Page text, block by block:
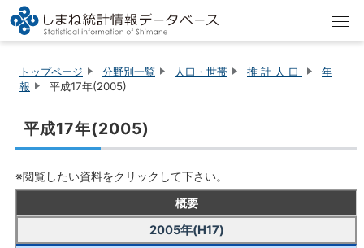
トップページ 分野別一覧 人口・世帯 推 計 人 口
年
報
平成17年(2005)
平成17年(2005)
※閲覧したい資料をクリックして下さい。
概要
2005年(H17)